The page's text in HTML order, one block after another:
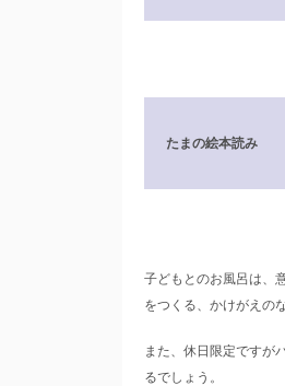
たまの絵本読み
子どもとのお風呂は、
をつくる、かけがえの
また、休日限定ですが
るでしょう。